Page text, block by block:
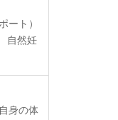
ート）
自然妊
身の体